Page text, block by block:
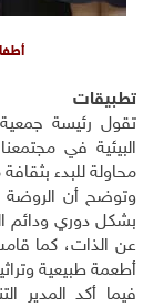
تطبيقات
تقول رئيسة جمعية
البيئية في
محاولة للبدء
وتوضح أن الروضة
بشكل دوري ودائم
عن الذات، كما
أطعمة طبيعية
فيما أكد المدير